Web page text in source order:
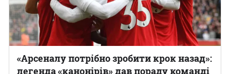
«Арсеналу потрібно зробити крок назад»:
легенда «канонірів» дав пораду команді